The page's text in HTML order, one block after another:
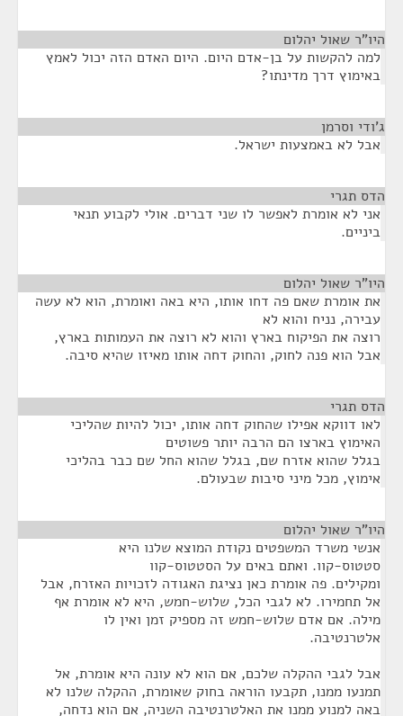
היו"ר שאול יהלום
למה להקשות על בן-אדם היום. היום האדם הזה יכול לאמץ
באימוץ דרך מדינתו?
ג'ודי וסרמן
אבל לא באמצעות ישראל.
הדס תגרי
אני לא אומרת לאפשר לו שני דברים. אולי לקבוע תנאי
ביניים.
היו"ר שאול יהלום
את אומרת שאם פה דחו אותו, היא באה ואומרת, הוא לא עשה
עבירה, נניח והוא לא
רוצה את הפיקוח בארץ והוא לא רוצה את העמותות בארץ,
אבל הוא פנה לחוק, והחוק דחה אותו מאיזו שהיא סיבה.
הדס תגרי
לאו דווקא אפילו שהחוק דחה אותו, יכול להיות שהליכי
האימוץ בארצו הם הרבה יותר פשוטים
בגלל שהוא אזרח שם, בגלל שהוא החל שם כבר בהליכי
אימוץ, מכל מיני סיבות שבעולם.
היו"ר שאול יהלום
אנשי משרד המשפטים נקודת המוצא שלנו היא
סטטוס-קוו. ואתם באים על הסטטוס-קוו
ומקילים. פה אומרת כאן נציגת האגודה לזכויות האזרח, אבל
אל תחמירו. לא לגבי הכל, שלוש-חמש, היא לא אומרת אף
מילה. אם אדם שלוש-חמש זה מספיק זמן ואין לו
אלטרנטיבה.
אבל לגבי ההקלה שלכם, אם הוא לא עונה היא אומרת, אל
תמנעו ממנו, תקבעו הוראה בחוק שאומרת, ההקלה שלנו לא
באה למנוע ממנו את האלטרנטיבה השניה, אם הוא נדחה,